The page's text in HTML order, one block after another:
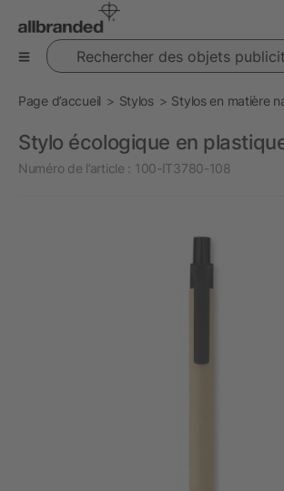
Rechercher des objets publicitaires
Page d’accueil Stylos Stylos en matière
Stylo écologique en
Numéro de l’article : 100-IT3780-108